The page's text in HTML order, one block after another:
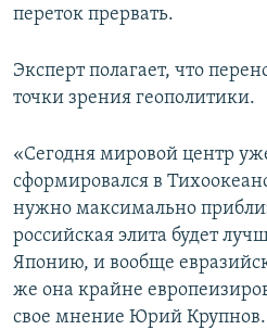
переток прервать.
Эксперт полагает, что
точки зрения геополитики.
«Сегодня мировой центр
сформировался в
нужно максимально
российская элита будет
Японию, и вообще
же она крайне
свое мнение Юрий Крупнов.